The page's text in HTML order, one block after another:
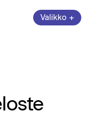
Valikko
Avaa
+